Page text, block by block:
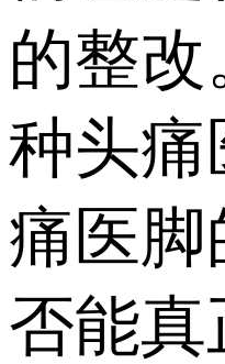
的整
种头痛
痛医脚
否能真